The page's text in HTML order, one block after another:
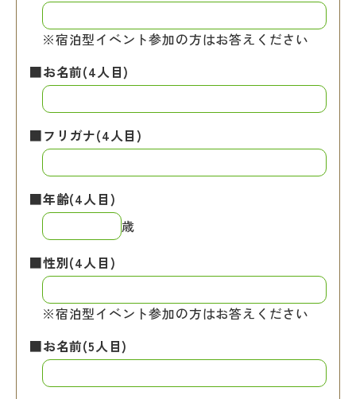
※宿泊型イベント参加の方はお答えください
■お名前(4人目)
■フリガナ(4人目)
■年齢(4人目)
歳
■性別(4人目)
※宿泊型イベント参加の方はお答えください
■お名前(5人目)